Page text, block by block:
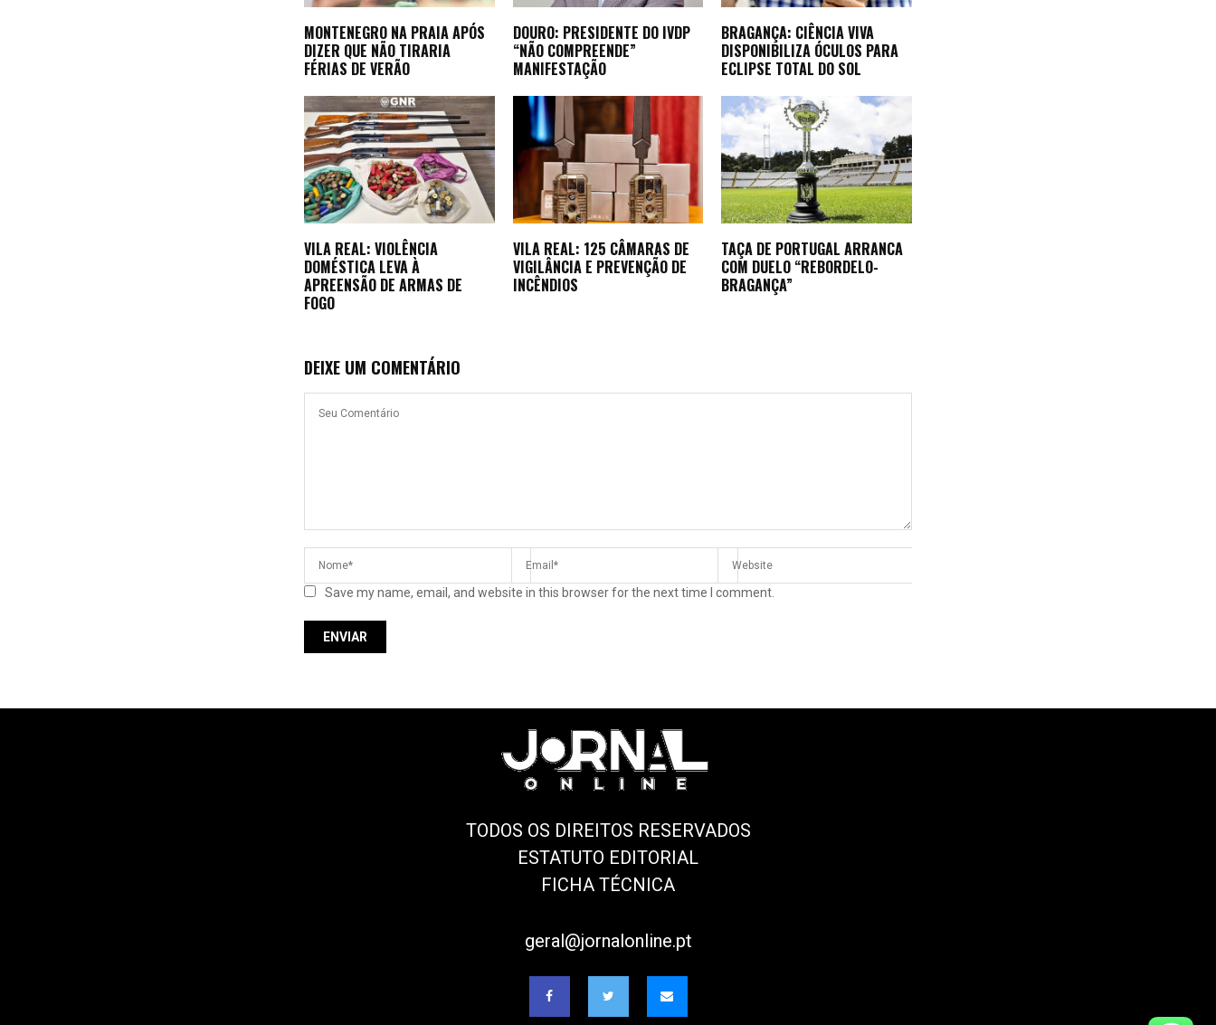
MONTENEGRO NA PRAIA APÓS
DIZER QUE NÃO TIRARIA
FÉRIAS DE VERÃO
DOURO: PRESIDENTE DO IVDP
“NÃO COMPREENDE”
MANIFESTAÇÃO
BRAGANÇA: CIÊNCIA VIVA
DISPONIBILIZA ÓCULOS PARA
ECLIPSE TOTAL DO SOL
VILA REAL: VIOLÊNCIA
DOMÉSTICA LEVA À
APREENSÃO DE ARMAS DE
FOGO
VILA REAL: 125 CÂMARAS DE
VIGILÂNCIA E PREVENÇÃO DE
INCÊNDIOS
TAÇA DE PORTUGAL ARRANCA
COM DUELO “REBORDELO-
BRAGANÇA”
DEIXE UM COMENTÁRIO
Save my name, email, and website in this browser for the next time I comment.
TODOS OS DIREITOS RESERVADOS
ESTATUTO EDITORIAL
FICHA TÉCNICA
geral@jornalonline.pt